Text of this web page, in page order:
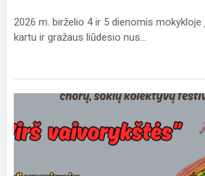
2026 m. birželio 4 ir 5 dienomis
kartu ir gražaus liūdesio nus...
progimnazijos